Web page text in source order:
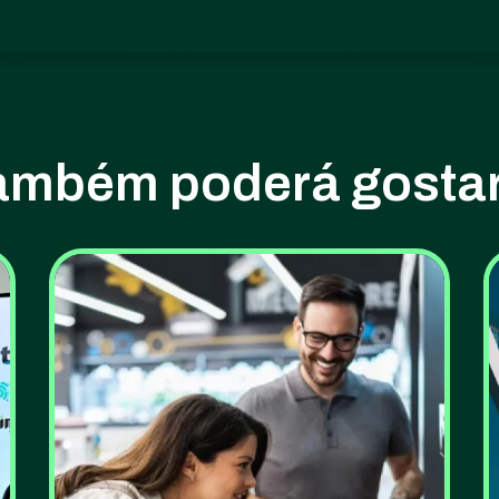
poderá